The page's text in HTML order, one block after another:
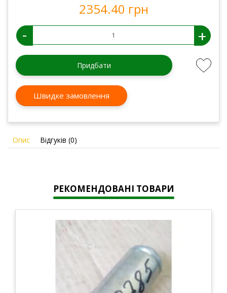
2354.40 грн
- +
Придбати
Швидке замовлення
Опис Відгуків (0)
РЕКОМЕНДОВАНІ ТОВАРИ